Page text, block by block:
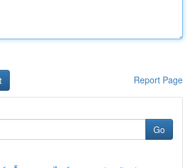
Report Page
Go